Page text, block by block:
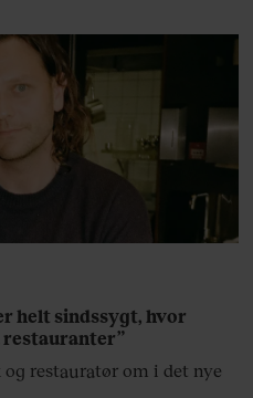
helt sindssygt, hvor
restauranter”
restauratør om i det nye